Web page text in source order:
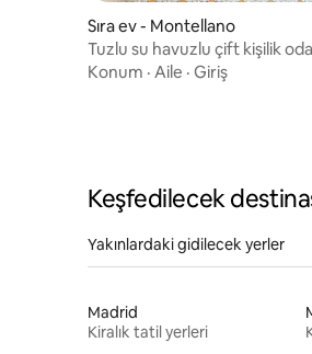
Sıra ev - Montellano
Tuzlu su havuzlu çift kişilik oda
Konum · Aile · Giriş
Keşfedilecek
Yakınlardaki gidilecek yerler
Madrid
Kiralık tatil yerleri